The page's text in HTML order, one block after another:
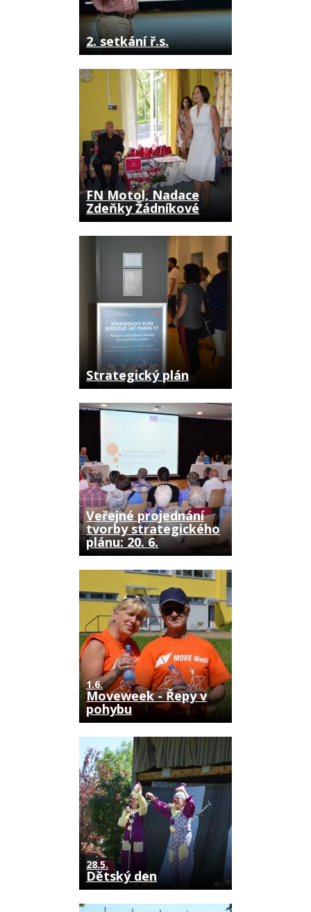
2. setkání ř.s.
FN Motol, Nadace
Zdeňky Žádníkové
Strategický plán
Veřejné projednání
tvorby strategického
plánu: 20. 6.
1.6.
Moveweek - Řepy v
pohybu
28.5.
Dětský den